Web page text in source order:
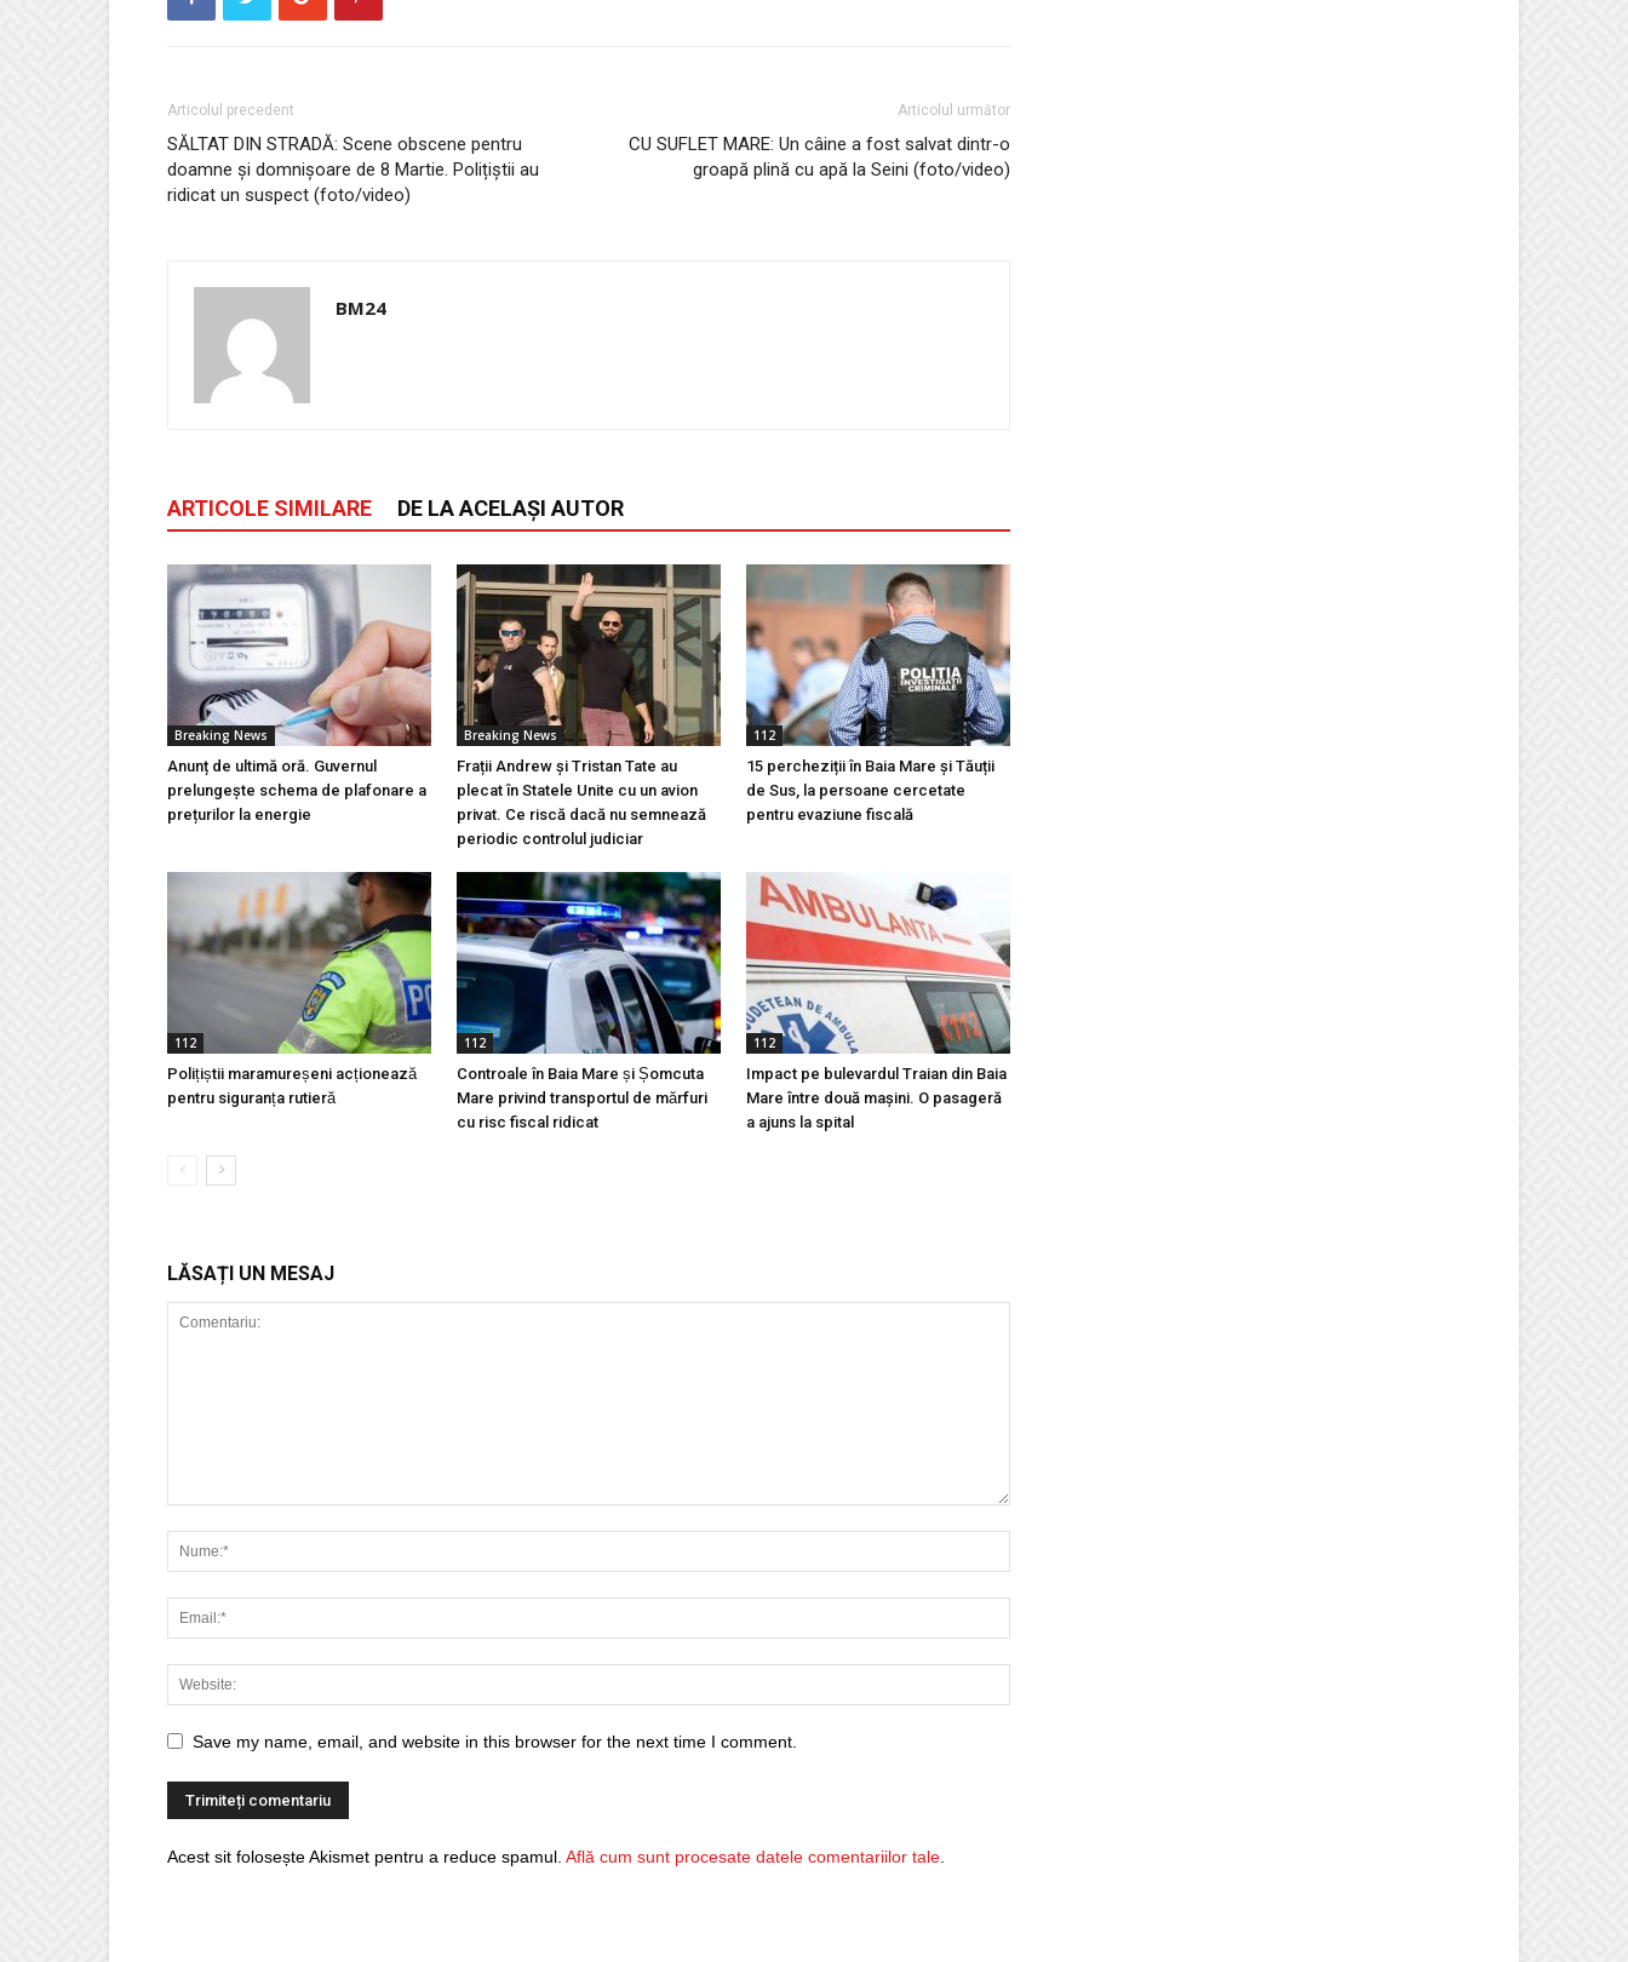
Articolul precedent
SĂLTAT DIN STRADĂ: Scene obscene pentru
doamne și domnișoare de 8 Martie. Polițiștii au
ridicat un suspect (foto/video)
Articolul următor
CU SUFLET MARE: Un câine a fost salvat dintr-o
groapă plină cu apă la Seini (foto/video)
BM24
ARTICOLE SIMILARE DE LA ACELAȘI AUTOR
Breaking News
Anunț de ultimă oră. Guvernul
prelungește schema de plafonare a
prețurilor la energie
Breaking News
Frații Andrew și Tristan Tate au
plecat în Statele Unite cu un avion
privat. Ce riscă dacă nu semnează
periodic controlul judiciar
112
15 percheziții în Baia Mare și Tăuții
de Sus, la persoane cercetate
pentru evaziune fiscală
112
Polițiștii maramureșeni acționează
pentru siguranța rutieră
112
Controale în Baia Mare și Șomcuta
Mare privind transportul de mărfuri
cu risc fiscal ridicat
112
Impact pe bulevardul Traian din Baia
Mare între două mașini. O pasageră
a ajuns la spital
LĂSAȚI UN MESAJ
Save my name, email, and website in this browser for the next time I comment.
Acest sit folosește Akismet pentru a reduce spamul. Află cum sunt procesate datele comentariilor tale